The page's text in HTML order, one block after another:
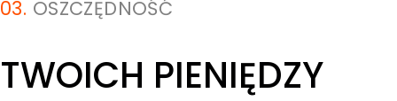
03. OSZCZĘDNOŚĆ
TWOICH PIENIĘDZY